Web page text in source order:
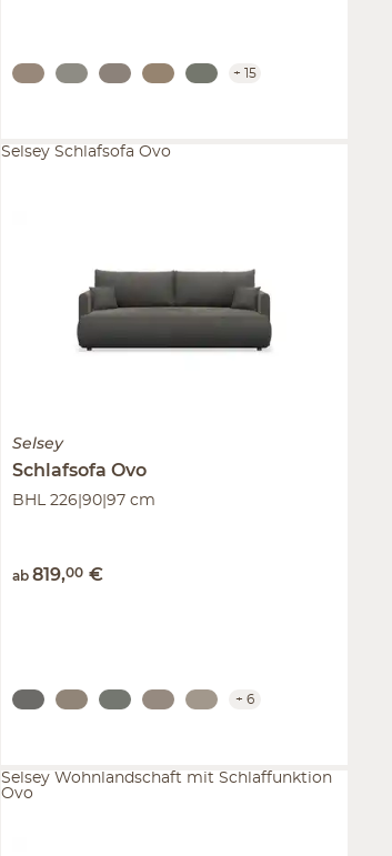
+ 15
Selsey
Schlafsofa Ovo
BHL 226|90|97 cm
ab 819,00 €
Selsey Schlafsofa Ovo
+ 6
Selsey Wohnlandschaft mit Schlaffunktion
Ovo